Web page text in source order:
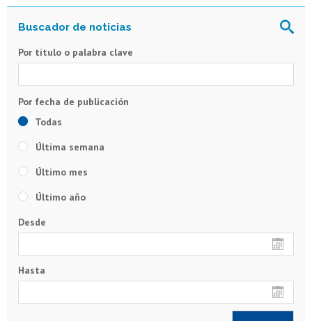
Por título o palabra clave
Todas
Última semana
Último mes
Último año
Desde
Hasta